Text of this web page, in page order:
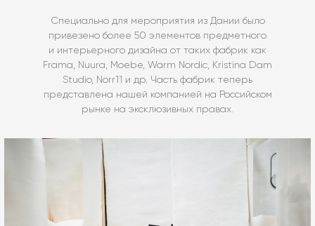
Специально для мероприятия из Дании было
привезено более 50 элементов предметного
и интерьерного дизайна от таких фабрик как
Frama, Nuura, Moebe, Warm Nordic, Kristina Dam
Studio, Norr11 и др. Часть фабрик теперь
представлена нашей компанией на Российском
рынке на эксклюзивных правах.